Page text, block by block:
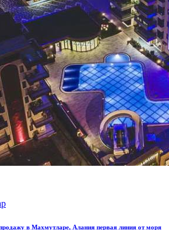
в Махмутларе, Алания первая линия от моря